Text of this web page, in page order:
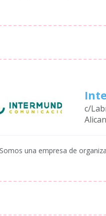
c/
Somos una empresa de